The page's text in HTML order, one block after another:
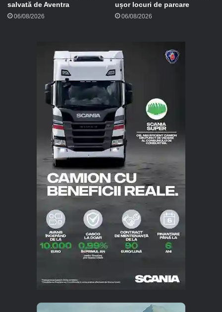
salvată de Aventra
06/08/2026
ușor locuri de parcare
06/08/2026